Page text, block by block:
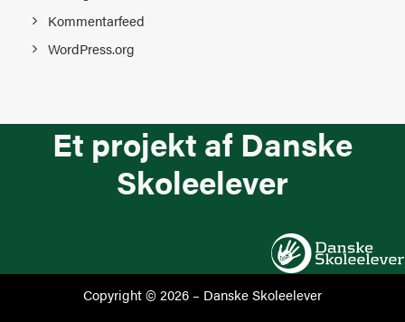
Kommentarfeed
WordPress.org
Et projekt af Danske
Skoleelever
Copyright © 2026 – Danske Skoleelever